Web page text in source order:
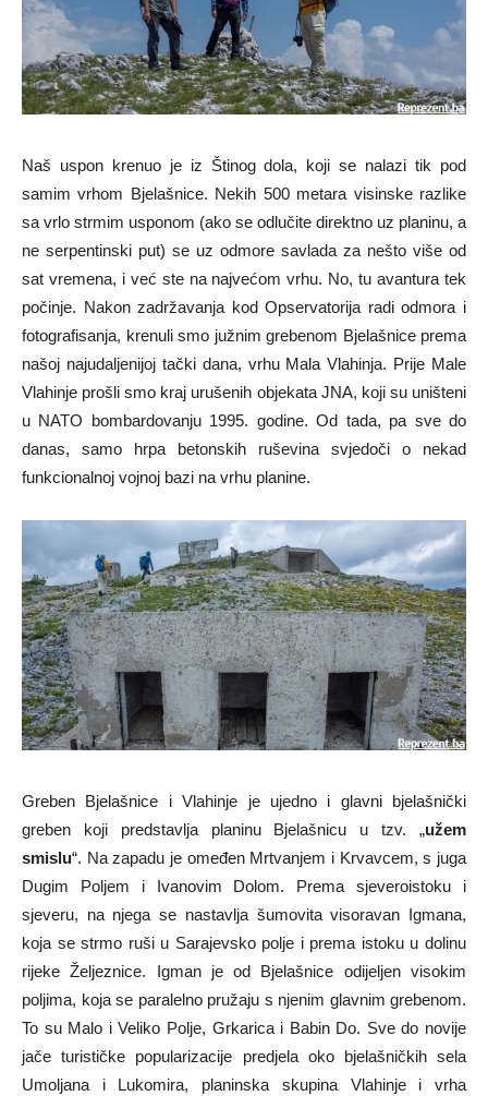
Naš uspon krenuo je iz Štinog dola, koji se nalazi tik pod
samim vrhom Bjelašnice. Nekih 500 metara visinske razlike
sa vrlo strmim usponom (ako se odlučite direktno uz planinu, a
ne serpentinski put) se uz odmore savlada za nešto više od
sat vremena, i već ste na najvećom vrhu. No, tu avantura tek
počinje. Nakon zadržavanja kod Opservatorija radi odmora i
fotografisanja, krenuli smo južnim grebenom Bjelašnice prema
našoj najudaljenijoj tački dana, vrhu Mala Vlahinja. Prije Male
Vlahinje prošli smo kraj urušenih objekata JNA, koji su uništeni
u NATO bombardovanju 1995. godine. Od tada, pa sve do
danas, samo hrpa betonskih ruševina svjedoči o nekad
funkcionalnoj vojnoj bazi na vrhu planine.
Greben Bjelašnice i Vlahinje je ujedno i glavni bjelašnički
greben koji predstavlja planinu Bjelašnicu u tzv. „užem
smislu“. Na zapadu je omeđen Mrtvanjem i Krvavcem, s juga
Dugim Poljem i Ivanovim Dolom. Prema sjeveroistoku i
sjeveru, na njega se nastavlja šumovita visoravan Igmana,
koja se strmo ruši u Sarajevsko polje i prema istoku u dolinu
rijeke Željeznice. Igman je od Bjelašnice odijeljen visokim
poljima, koja se paralelno pružaju s njenim glavnim grebenom.
To su Malo i Veliko Polje, Grkarica i Babin Do. Sve do novije
jače turističke popularizacije predjela oko bjelašničkih sela
Umoljana i Lukomira, planinska skupina Vlahinje i vrha